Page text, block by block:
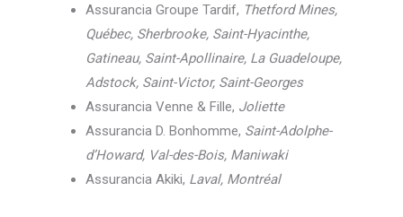
Assurancia Groupe Tardif, Thetford Mines,
Québec, Sherbrooke, Saint-Hyacinthe,
Gatineau, Saint-Apollinaire, La Guadeloupe,
Adstock, Saint-Victor, Saint-Georges
Assurancia Venne & Fille, Joliette
Assurancia D. Bonhomme, Saint-Adolphe-
d’Howard, Val-des-Bois, Maniwaki
Assurancia Akiki, Laval, Montréal